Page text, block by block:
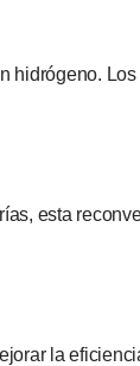
hidrógeno.
esta
la